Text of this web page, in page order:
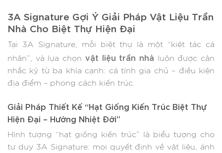
3A Signature Gợi Ý Giải Pháp Vật Liệu Trần
Nhà Cho Biệt Thự Hiện Đại
Tại 3A Signature, mỗi biệt thự là một “kiệt tác cá
nhân”, và lựa chọn vật liệu trần nhà luôn được cân
nhắc kỹ từ ba khía cạnh: cá tính gia chủ – điều kiện
địa điểm – phong cách kiến trúc.
Giải Pháp Thiết Kế “Hạt Giống Kiến Trúc Biệt Thự
Hiện Đại – Hướng Nhiệt Đới”
Hình tượng “hạt giống kiến trúc” là biểu tượng cho
tư duy 3A Signature: mọi quyết định về vật liệu, ánh